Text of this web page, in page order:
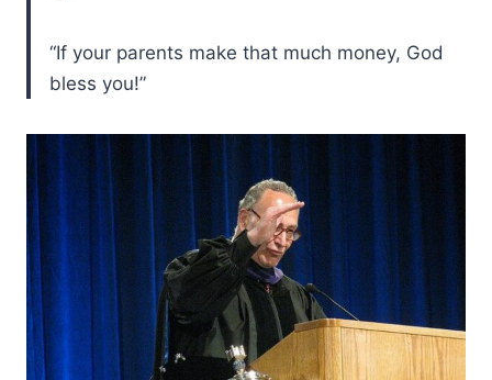
“If your parents make that much money, God
bless you!”